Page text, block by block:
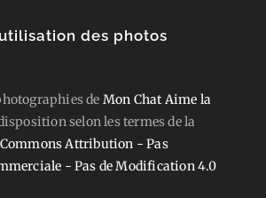
des photos
de Mon Chat Aime la
selon les termes de la
Attribution - Pas
- Pas de Modification 4.0